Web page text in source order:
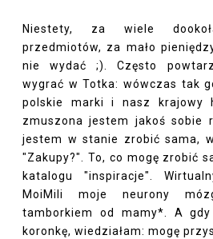
Niestety, za wiele
przedmiotów, za mało
nie wydać ;). Często
wygrać w Totka: wówczas tak
polskie marki i nasz krajowy
zmuszona jestem jakoś sobie
jestem w stanie zrobić sama,
"Zakupy?". To, co mogę zrobić
katalogu "inspiracje".
MoiMili moje neurony
tamborkiem od mamy*. A
koronkę, wiedziałam: mogę